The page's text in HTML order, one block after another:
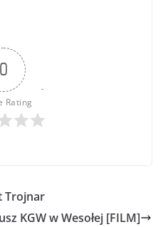
0
Rating
Trojnar
KGW w Wesołej [FILM]